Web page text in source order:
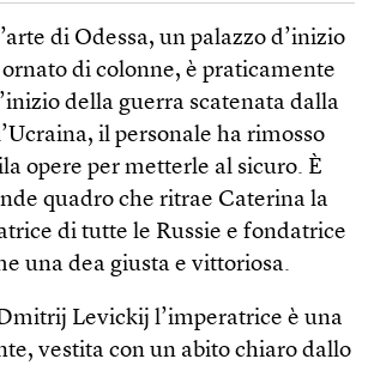
di Odessa, un palazzo d’inizio
di colonne, è praticamente
della guerra scatenata dalla
il personale ha rimosso
opere per metterle al sicuro. È
quadro che ritrae Caterina la
di tutte le Russie e fondatrice
una dea giusta e vittoriosa.
Levickij l’imperatrice è una
vestita con un abito chiaro dallo